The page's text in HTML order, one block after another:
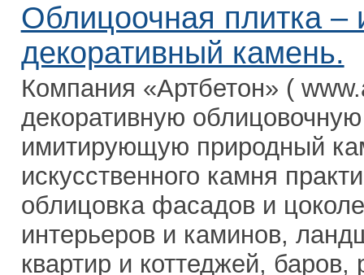
Облицоочная плитка –
декоративный камень.
Компания «Артбетон» (
декоративную
имитирующую природный
искусственного камня
облицовка фасадов и
интерьеров и каминов,
квартир и коттеджей, баров,